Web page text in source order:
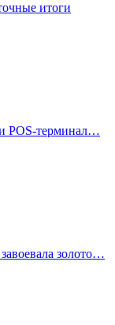
итоги
POS-терминал…
золото…